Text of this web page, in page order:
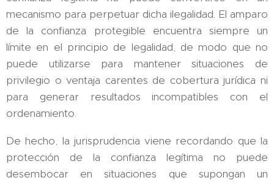
mecanismo para perpetuar dicha ilegalidad. El amparo
de la confianza protegible encuentra siempre un
límite en el principio de legalidad, de modo que no
puede utilizarse para mantener situaciones de
privilegio o ventaja carentes de cobertura jurídica ni
para generar resultados incompatibles con el
ordenamiento.
De hecho, la jurisprudencia viene recordando que la
protección de la confianza legítima no puede
desembocar en situaciones que supongan un